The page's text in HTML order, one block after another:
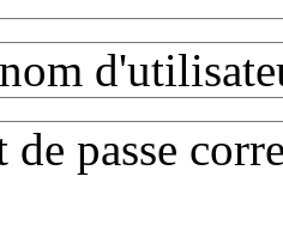
passe